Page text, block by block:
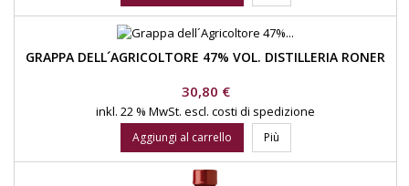
GRAPPA DELL´AGRICOLTORE 47% VOL. DISTILLERIA RONER
Prezzo
30,80 €
inkl. 22 % MwSt. escl. costi di spedizione
Aggiungi al carrello Più